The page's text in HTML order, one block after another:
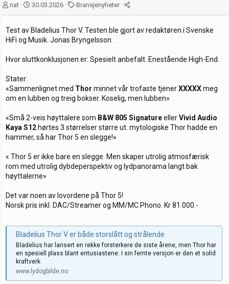
T
r
d
s
a
t
e
r
nat
S
t
r
t
a
30.03.2026
K
a
e
g
r
Bransjenyheter
Test av Bladelius Thor V. Testen ble gjort av redaktøren i Svenske
HiFi og Musik. Jonas Bryngelsson.
Hvor sluttkonklusjonen er: Spesielt anbefalt. Enestående High-End.
Stater:
«Sammenlignet med Thor minnet vår trofaste tjenerXXXXXmeg
om en lubben og treig bokser. Koselig, men lubben»
«Små 2-veis høyttalere som B&W 805 SignatureellerVivid Audio
Kaya S12 hørtes 3 størrelser større ut. mytologiske Thor hadde en
hammer, så har Thor 5 en slegge!»
« Thor 5 er ikke bare en slegge. Men skaper utrolig atmosfærisk
rom med utrolig dybdeperspektiv og lydpanorama langt bak
høyttalerne»
Det var noen av lovordene på Thor 5!
Norsk pris inkl. DAC/Streamer og MM/MC Phono. Kr 81.000.-
Bladelius Thor V er både storslått og strålende
Bladelius har lansert en rekke forsterkere de siste årene, men Thor har
en spesiell plass blant entusiastene: I sin femte versjon er den et solid
kraftverk
www.lydogbilde.no